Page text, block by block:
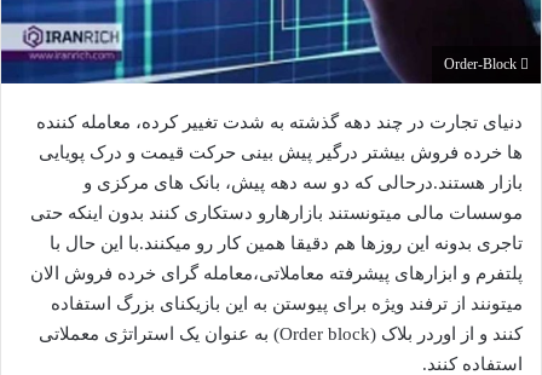
دنیای تجارت در چند دهه گذشته به شدت تغییر کرده، معامله کننده
ها خرده فروش بیشتر درگیر پیش بینی حرکت قیمت و درک پویایی
بازار هستند.درحالی که دو سه دهه پیش، بانک های مرکزی و
موسسات مالی میتونستند بازارهارو دستکاری کنند بدون اینکه حتی
تاجری بدونه این روزها هم دقیقا همین کار رو میکنند.با این حال با
پلتفرم و ابزارهای پیشرفته معاملاتی،معامله گرای خرده فروش الان
میتونند از ترفند ویژه برای پیوستن به این بازیکنای بزرگ استفاده
کنند و از اوردر بلاک (Order block) به عنوان یک استراتژی معملاتی
استفاده کنند.